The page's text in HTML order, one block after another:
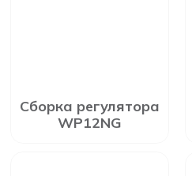
Сборка регулятора
WP12NG